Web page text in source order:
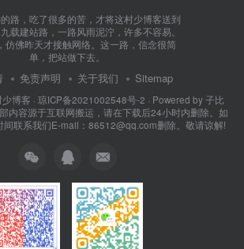
路，吃了很多的苦，才将这村少博客送到
载建站路，一路风雨泥泞，许多不容易。
仿佛昨天才接触网络。这一路，信念很简
单，把站做下去。
免责声明 关于我们 Sitemap
少博客 · 琼ICP备2021002548号-2 · Powered by子比
内容源于互联网搬运，请在下载后24小时内删除。如
间联系我们E-mail：86512@qq.com删除。敬请谅解!